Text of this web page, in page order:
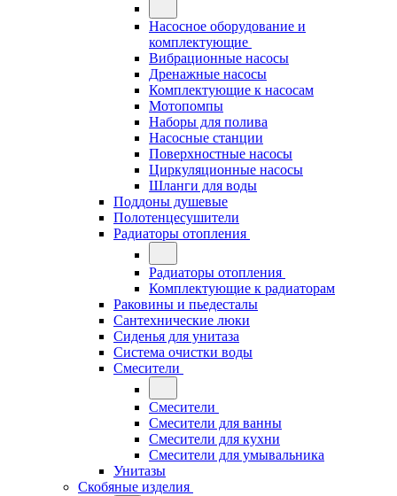
Насосное оборудование и
комплектующие
Вибрационные насосы
Дренажные насосы
Комплектующие к насосам
Мотопомпы
Наборы для полива
Насосные станции
Поверхностные насосы
Циркуляционные насосы
Шланги для воды
Поддоны душевые
Полотенцесушители
Радиаторы отопления
Радиаторы отопления
Комплектующие к радиаторам
Раковины и пьедесталы
Сантехнические люки
Сиденья для унитаза
Система очистки воды
Смесители
Смесители
Смесители для ванны
Смесители для кухни
Смесители для умывальника
Унитазы
Скобяные изделия